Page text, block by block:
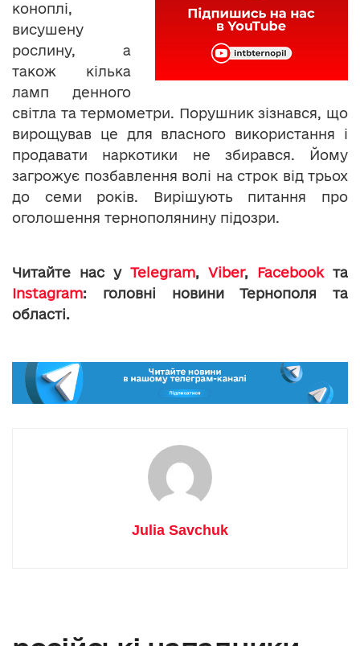
коноплі,
висушену
рослину, а
також кілька
ламп денного
світла та термометри. Порушник зізнався, що
вирощував це для власного використання і
продавати наркотики не збирався. Йому
загрожує позбавлення волі на строк від трьох
до семи років. Вирішують питання про
оголошення тернополянину підозри.
Читайте нас у Telegram, Viber, Facebookта
Instagram: головні новини Тернополя та
області.
Julia Savchuk